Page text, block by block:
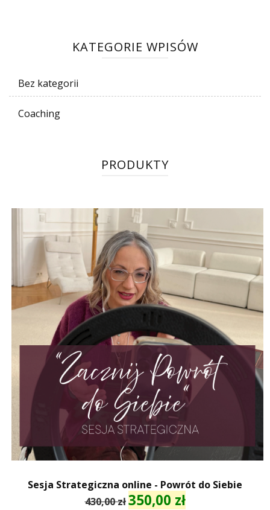
KATEGORIE WPISÓW
Bez kategorii
Coaching
PRODUKTY
Sesja Strategiczna online - Powrót do Siebie
430,00zł Pierwotna
350,00 złAktualna